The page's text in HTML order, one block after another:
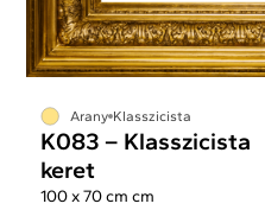
Arany Klasszicista
K083 – Klasszicista
keret
100 x 70 cm cm